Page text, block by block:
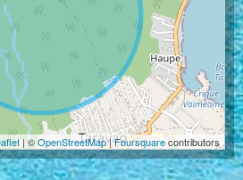
| ©OpenStreetMap|Foursquarecontributors